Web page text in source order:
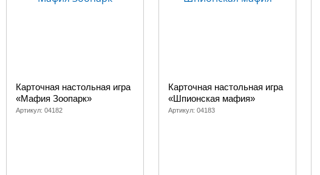
Карточная настольная игра
«Мафия Зоопарк»
Артикул: 04182
Карточная настольная игра
«Шпионская мафия»
Артикул: 04183